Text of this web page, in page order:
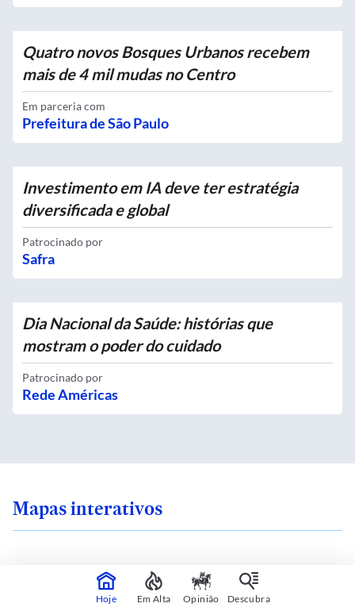
Quatro novos Bosques Urbanos recebem
mais de 4 mil mudas no Centro
Em parceria com
Prefeitura de São Paulo
Investimento em IA deve ter estratégia
diversificada e global
Patrocinado por
Safra
Dia Nacional da Saúde: histórias que
mostram o poder do cuidado
Patrocinado por
Rede Américas
Mapas interativos
em uma ilha de Qual é o
Hoje Em Alta Opinião Descubra